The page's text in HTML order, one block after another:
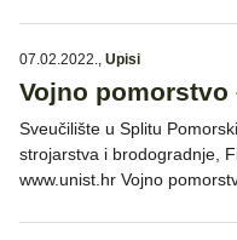
07.02.2022., Upisi
Vojno pomorstvo
Sveučilište u Splitu
strojarstva i brodogradnje,
www.unist.hr Vojno